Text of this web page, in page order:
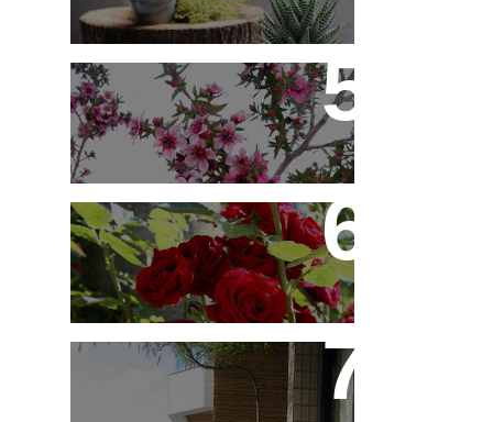
Érica Japonesa -
Aprenda a Cultivar
Você Sabe Tudo Sobre
Rosas?
Saiba Tudo Sobre
Jardins de Inverno